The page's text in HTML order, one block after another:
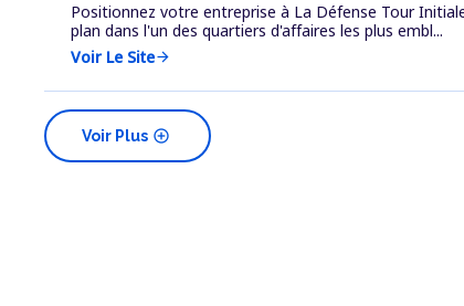
Positionnez votre entreprise à La Défense Tour
plan dans l'un des quartiers d'affaires les plus embl...
Voir Le Sitearrow_forward
add_circle
Voir Plus